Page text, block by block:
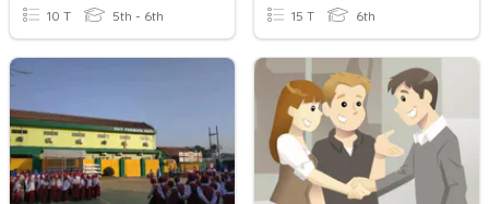
10 T 5th - 6th 15 T 6th